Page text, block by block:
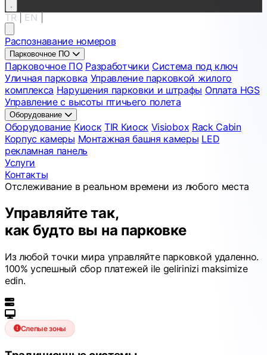
TR EN
Распознавание номеров
Парковочное ПО
Парковочное ПО Разработчики Система под ключ
Уличная парковка Управление парковкой жилого
комплекса Нарушения парковки и штрафы Оплата HGS
Управление с высоты птичьего полета
Оборудование
Оборудование Киоск TIR Киоск Visiobox Rack Cabin
Корпус камеры Монтажная башня камеры LED
рекламная панель
Услуги
Контакты
Отслеживание в реальном времени из любого места
Управляйте так,
как будто вы на парковке
Из любой точки мира управляйте парковкой удаленно.
100% успешный сбор платежей ile gelirinizi maksimize
edin.
Слепые зоны